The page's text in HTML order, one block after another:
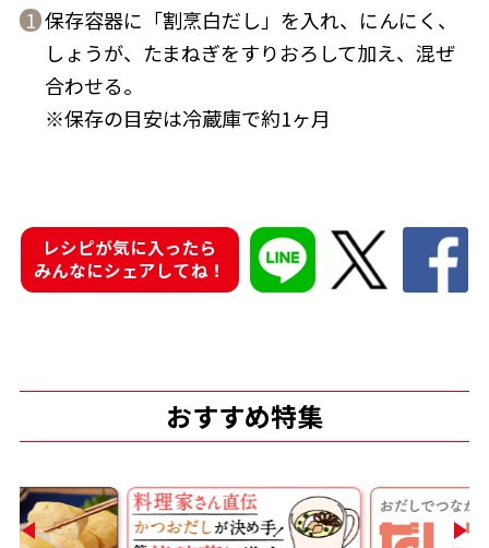
新鮮一番
だしパック
1 保存容器に「割烹白だし」を入れ、にんにく、
しょうが、たまねぎをすりおろして加え、混ぜ
合わせる。
※保存の目安は冷蔵庫で約1ヶ月
レシピが気に入ったら
みんなにシェアしてね！
おすすめ特集